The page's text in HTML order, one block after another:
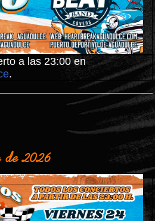
a las 23:00 en
.
de 2026